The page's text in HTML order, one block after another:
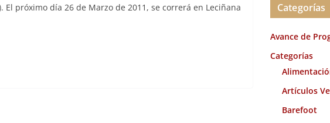
El próximo día 26 de Marzo de 2011, se correrá en Leciñana
v
o
Categorías
Avance de
Categorías
Artículos
Barefoot